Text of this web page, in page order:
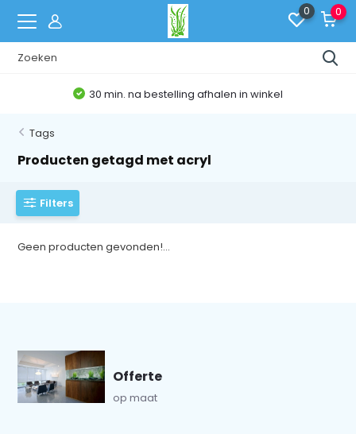
0 0
30 min. na bestelling afhalen in winkel
Tags
Producten getagd met acryl
Filters
Geen producten gevonden!...
Offerte
op maat